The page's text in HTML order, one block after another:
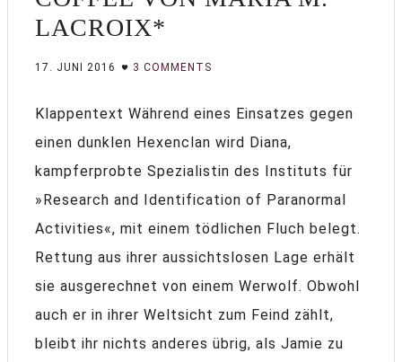
LACROIX*
17. JUNI 2016 3 COMMENTS
Klappentext Während eines Einsatzes gegen
einen dunklen Hexenclan wird Diana,
kampferprobte Spezialistin des Instituts für
»Research and Identification of Paranormal
Activities«, mit einem tödlichen Fluch belegt.
Rettung aus ihrer aussichtslosen Lage erhält
sie ausgerechnet von einem Werwolf. Obwohl
auch er in ihrer Weltsicht zum Feind zählt,
bleibt ihr nichts anderes übrig, als Jamie zu